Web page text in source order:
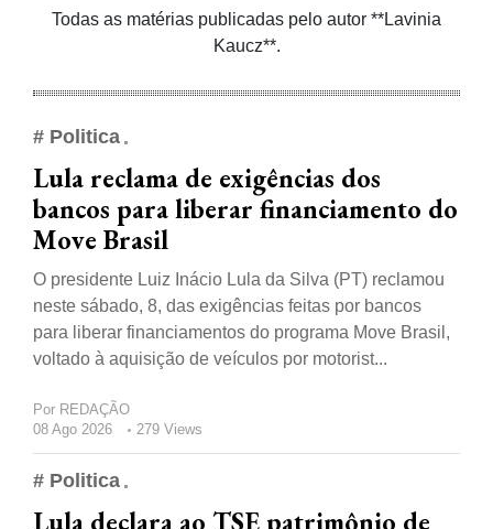
Todas as matérias publicadas pelo autor **Lavinia
Kaucz**.
# Politica
Lula reclama de exigências dos
bancos para liberar financiamento do
Move Brasil
O presidente Luiz Inácio Lula da Silva (PT) reclamou
neste sábado, 8, das exigências feitas por bancos
para liberar financiamentos do programa Move Brasil,
voltado à aquisição de veículos por motorist...
Por REDAÇÃO
08 Ago 2026
279 Views
# Politica
Lula declara ao TSE patrimônio de